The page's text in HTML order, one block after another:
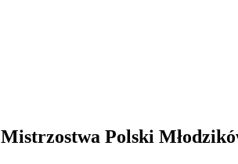
Mistrzostwa Polski